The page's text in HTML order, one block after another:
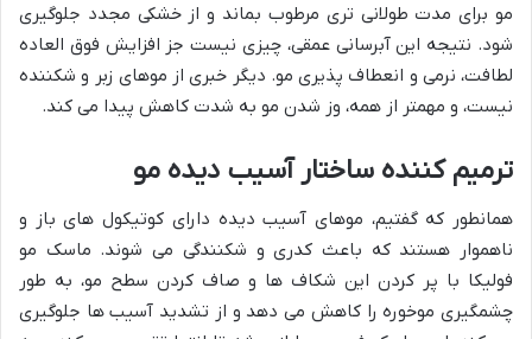
مو برای مدت طولانی تری مرطوب بماند و از خشکی مجدد جلوگیری
شود. نتیجه این آبرسانی عمقی، چیزی نیست جز افزایش فوق العاده
لطافت، نرمی و انعطاف پذیری مو. دیگر خبری از موهای زبر و شکننده
نیست، و مهمتر از همه، وز شدن مو به شدت کاهش پیدا می کند.
ترمیم کننده ساختار آسیب دیده مو
همانطور که گفتیم، موهای آسیب دیده دارای کوتیکول های باز و
ناهموار هستند که باعث کدری و شکنندگی می شوند. ماسک مو
فولیکا با پر کردن این شکاف ها و صاف کردن سطح مو، به طور
چشمگیری موخوره را کاهش می دهد و از تشدید آسیب ها جلوگیری